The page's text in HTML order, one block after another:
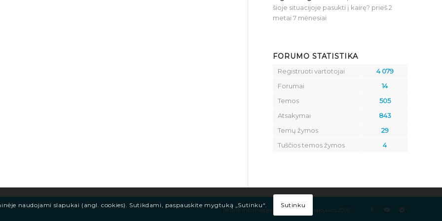
šioje situacijoje pasukti į kairę? prieš 2
metai 7 mėnesiai
FORUMO STATISTIKA
Registruoti vartotojai
4 079
Forumai
14
Temos
505
Atsakymai
843
Temų žymos
29
Tuščios temos žymos
4
Teisinė informacija Kelių eismo taisyklės 2026
naudojami slapukai (angl. cookies). Sutikdami, paspauskite mygtuką „Sutinku“. Sutinku